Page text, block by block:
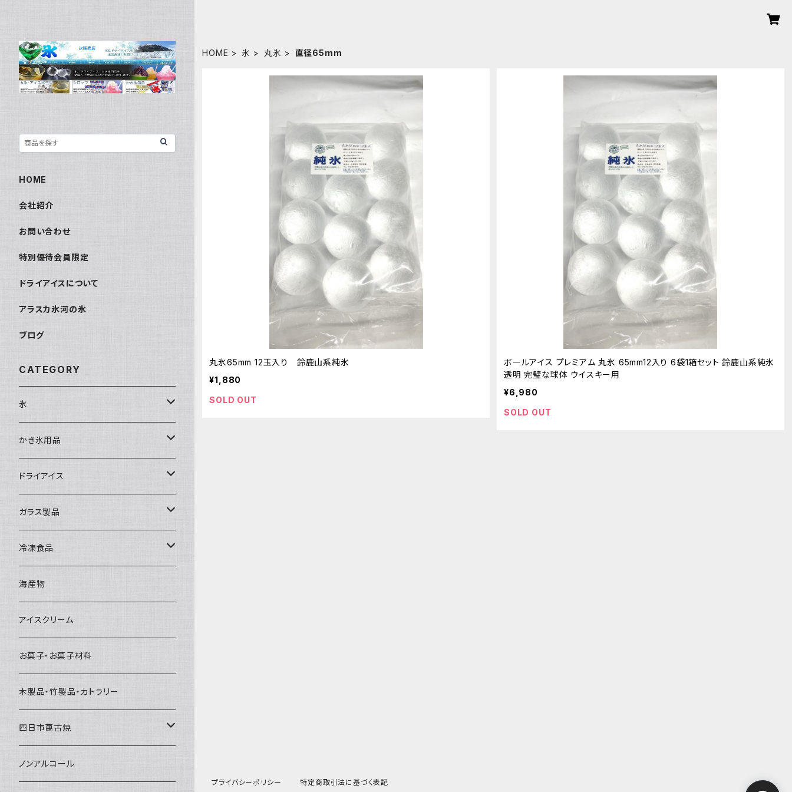
HOME 氷 丸氷 直径65mm
丸氷65mm 12玉入り 鈴鹿山系純氷
¥1,880
SOLD OUT
ボールアイス プレミアム 丸氷 65mm12入り 6袋1箱セット 鈴鹿山系純氷
透明 完璧な球体 ウイスキー用
¥6,980
SOLD OUT
HOME
会社紹介
お問い合わせ
特別優待会員限定
ドライアイスについて
アラスカ氷河の氷
ブログ
CATEGORY
氷
富士天然水の氷
丸氷
直径70mm
直径65mm
角氷
砕氷
氷河の氷
氷アイテム
かき氷用品
かき氷シロップ
無果汁1.8Lパック
無果汁1Lパック
果汁入り600ｍL瓶
無添加瓶シロップ
かき氷機・かき氷器
かき氷カップ
発泡スチロール無地-使い捨て
発泡スチロールプリント柄
かき氷スプーン・スプーンストロー
プラスチック・スプーン
プラスチック・スプーンストロー
コンデンスミルク・練乳・あんこ
かき氷セット
その他かき氷用品
ドライアイス
ドライアイス3ｋｇ
ドライアイス4ｋｇ
ドライアイス5ｋｇ
ドライアイス8ｋｇ
ドライアイス10ｋｇ
ドライアイス15ｋｇ
ドライアイス20ｋｇ
ドライアイス25ｋｇ
ガラス製品
オンザロック・グラス
ビール・グラス
タンブラー
かき氷器
冷凍食品
肉まん・あんまん
パスタ・スパゲッティ
惣菜
海産物
アイスクリーム
お菓子・お菓子材料
木製品・竹製品・カトラリー
四日市萬古焼
土鍋・土釜
ノンアルコール
プライバシーポリシー 特定商取引法に基づく表記